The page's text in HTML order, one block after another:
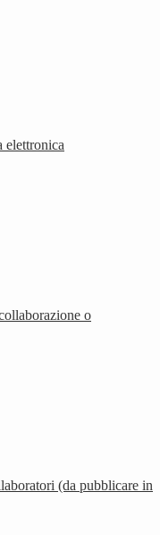
elettronica
o
(da pubblicare in